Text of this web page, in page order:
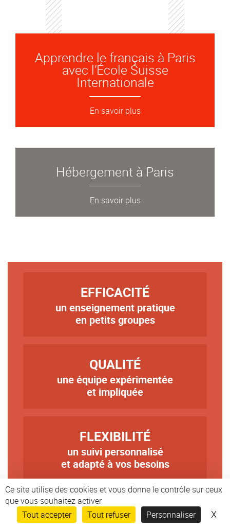
Ce site utilise des cookies et vous donne le contrôle sur ceux
que vous souhaitez activer
Tout accepter
Tout refuser Personnaliser X
Apprendre le français à Paris
avec l’École Suisse
Internationale
En savoir plus
Hébergement à Paris
En savoir plus
EFFICACITÉ
un enseignement pratique
en petits groupes
QUALITÉ
une équipe expérimentée
et impliquée
FLEXIBILITÉ
un suivi personnalisé
et adapté à vos besoins
TITRE CONVIVIALITÉ
Texteune ambiance accueillante